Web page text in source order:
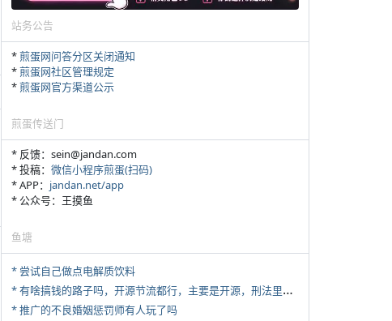
站务公告
*煎蛋网问答分区关闭通知
*煎蛋网社区管理规定
*煎蛋网官方渠道公示
煎蛋传送门
* 反馈：sein@jandan.com
* 投稿： 微信小程序煎蛋(扫码)
* APP： jandan.net/app
* 公众号：王摸鱼
鱼塘
* 尝试自己做点电解质饮料
*
有啥搞钱的路子吗，开源节流都行，主要是开源，刑法里的咱不做
* 推广的不良婚姻惩罚师有人玩了吗